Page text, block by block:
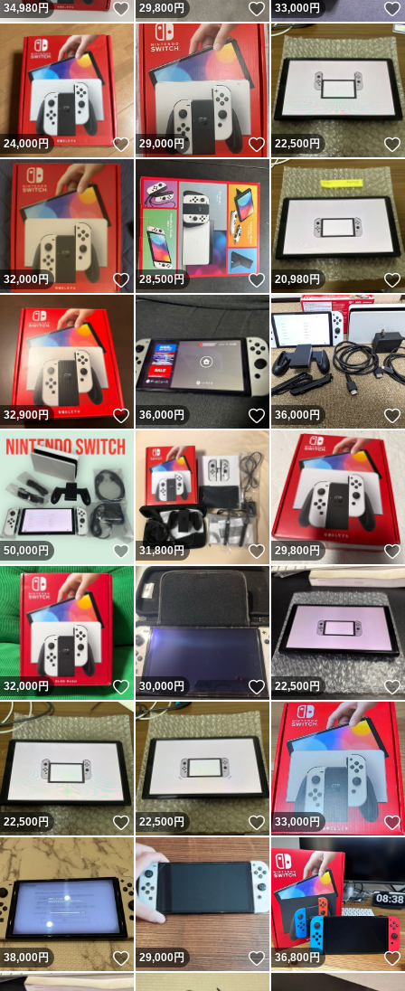
34,980円 いいね！
29,800円 いいね！
33,000円
24,000円 いいね！
29,000円 いいね！
22,500円
32,000円 いいね！
28,500円 いいね！
20,980円
32,900円 いいね！
36,000円 いいね！
36,000円
50,000円 いいね！
31,800円 いいね！
29,800円
32,000円 いいね！
30,000円 いいね！
22,500円
22,500円 いいね！
22,500円 いいね！
33,000円
38,000円 いいね！
29,000円 いいね！
36,800円